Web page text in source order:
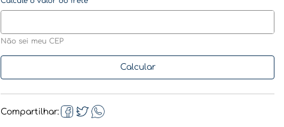
Não sei meu CEP
Compartilhar